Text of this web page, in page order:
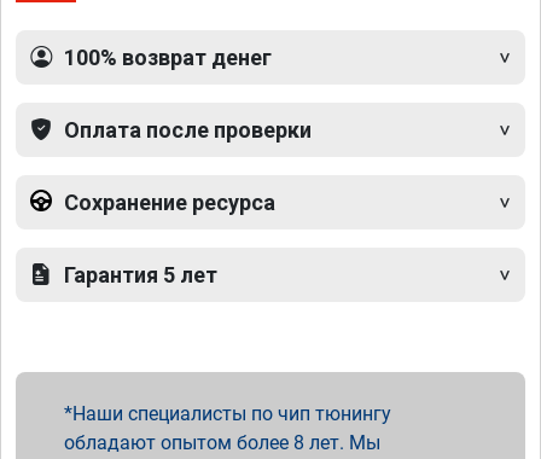
100% возврат денег
Оплата после проверки
Сохранение ресурса
Гарантия 5 лет
Наши специалисты по чип тюнингу
обладают опытом более 8 лет. Мы